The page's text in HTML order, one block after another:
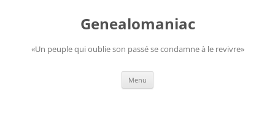
Genealomaniac
«Un peuple qui oublie son passé se condamne à le revivre»
Menu